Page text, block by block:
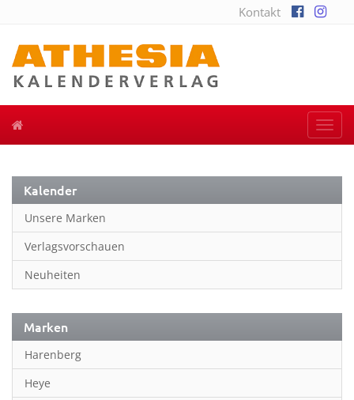
Kontakt
Kalender
Unsere Marken
Verlagsvorschauen
Neuheiten
Marken
Harenberg
Heye